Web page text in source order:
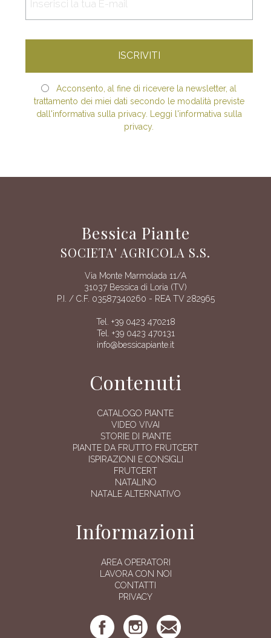
Acconsento, al fine di ricevere la newsletter, al
trattamento dei miei dati secondo le modalità previste
dall'informativa sulla privacy. Leggi l'informativa sulla
privacy.
Bessica Piante
SOCIETA' AGRICOLA S.S.
Via Monte Marmolada 11/A
31037 Bessica di Loria (TV)
P.I. / C.F. 03587340260 - REA TV 282965
Tel. +39 0423 470218
Tel. +39 0423 470131
info@bessicapiante.it
Contenuti
CATALOGO PIANTE
VIDEO VIVAI
STORIE DI PIANTE
PIANTE DA FRUTTO FRUTCERT
ISPIRAZIONI E CONSIGLI
FRUTCERT
NATALINO
NATALE ALTERNATIVO
Informazioni
AREA OPERATORI
LAVORA CON NOI
CONTATTI
PRIVACY